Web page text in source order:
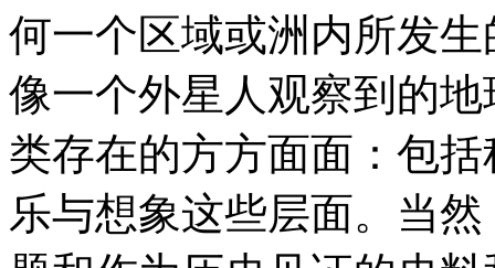
何一个区域或洲内所发
像一个外星人观察到的
类存在的方方面面：包
乐与想象这些层面。当